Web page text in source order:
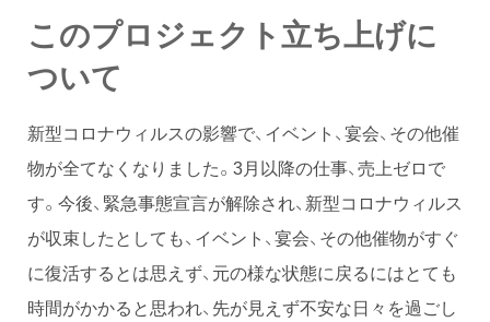
このプロジェクト立ち上げに
ついて
新型コロナウィルスの影響で、イベント、宴会、その他催
物が全てなくなりました。3月以降の仕事、売上ゼロで
す。今後、緊急事態宣言が解除され、新型コロナウィルス
が収束したとしても、イベント、宴会、その他催物がすぐ
に復活するとは思えず、元の様な状態に戻るにはとても
時間がかかると思われ、先が見えず不安な日々を過ごし